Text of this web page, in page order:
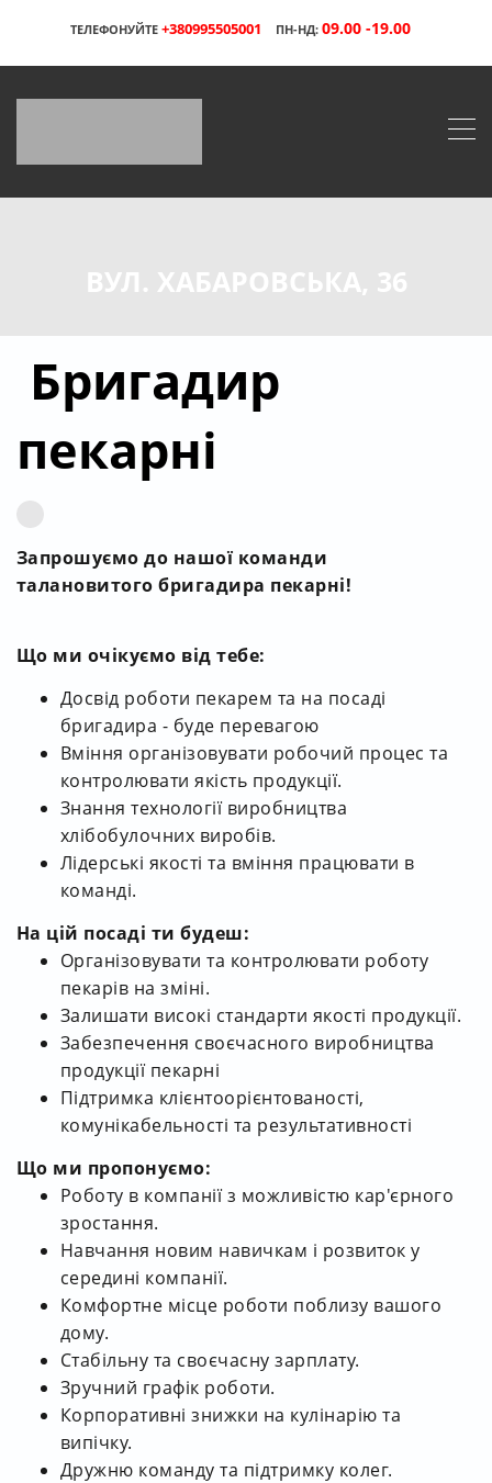
ТЕЛЕФОНУЙТЕ +380995505001 ПН-НД: 09.00 -19.00
ВУЛ. ХАБАРОВСЬКА, 36
Бригадир
пекарні
Запрошуємо до нашої команди
талановитого бригадира пекарні!
Що ми очікуємо від тебе:
Досвід роботи пекарем та на посаді
бригадира - буде перевагою
Вміння організовувати робочий процес та
контролювати якість продукції.
Знання технології виробництва
хлібобулочних виробів.
Лідерські якості та вміння працювати в
команді.
На цій посаді ти будеш:
Організовувати та контролювати роботу
пекарів на зміні.
Залишати високі стандарти якості продукції.
Забезпечення своєчасного виробництва
продукції пекарні
Підтримка клієнтоорієнтованості,
комунікабельності та результативності
Що ми пропонуємо:
Роботу в компанії з можливістю кар'єрного
зростання.
Навчання новим навичкам і розвиток у
середині компанії.
Комфортне місце роботи поблизу вашого
дому.
Стабільну та своєчасну зарплату.
Зручний графік роботи.
Корпоративні знижки на кулінарію та
випічку.
Дружню команду та підтримку колег.